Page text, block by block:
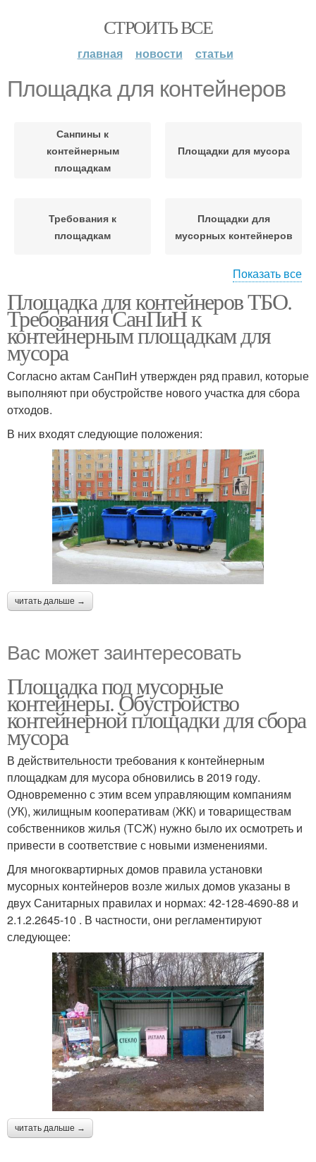
СТРОИТЬ ВСЕ
главная новости статьи
Площадка для контейнеров
Санпины к
контейнерным
площадкам
Площадки для мусора
Требования к
площадкам
Площадки для
мусорных контейнеров
Контейнерная площадка Площадки для сбора
Площадка для тбо
требования
контейнерным
площадкам
Мусорная площадка
Площадка для
мусорных контейнеров
Показать все
Площадка для контейнеров ТБО.
Требования СанПиН к
контейнерным площадкам для
мусора
Согласно актам СанПиН утвержден ряд правил, которые
выполняют при обустройстве нового участка для сбора
отходов.
В них входят следующие положения:
читать дальше →
Вас может заинтересовать
Площадка под мусорные
контейнеры. Обустройство
контейнерной площадки для сбора
мусора
В действительности требования к контейнерным
площадкам для мусора обновились в 2019 году.
Одновременно с этим всем управляющим компаниям
(УК), жилищным кооперативам (ЖК) и товариществам
собственников жилья (ТСЖ) нужно было их осмотреть и
привести в соответствие с новыми изменениями.
Для многоквартирных домов правила установки
мусорных контейнеров возле жилых домов указаны в
двух Санитарных правилах и нормах: 42-128-4690-88 и
2.1.2.2645-10 . В частности, они регламентируют
следующее:
читать дальше →